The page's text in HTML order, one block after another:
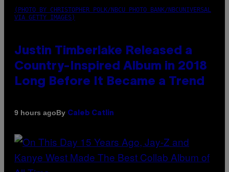
(PHOTO BY CHRISTOPHER POLK/NBCU PHOTO BANK/NBCUNIVERSAL
VIA GETTY IMAGES)
Justin Timberlake Released a
Country-Inspired Album in 2018
Long Before It Became a Trend
9 hours agoBy Caleb Catlin